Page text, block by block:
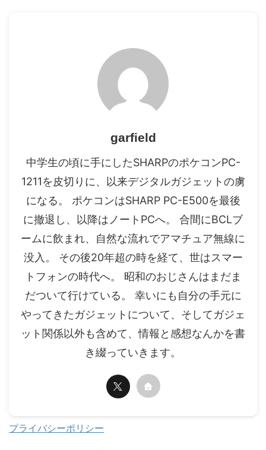
garfield
中学生の頃に手にしたSHARPのポケコンPC-
1211を皮切りに、以来デジタルガジェットの虜
になる。 ポケコンはSHARP PC-E500を最後
に撤退し、以降はノートPCへ。 合間にBCLブ
ームに飲まれ、自然な流れでアマチュア無線に
没入。 その後20年超の時を経て、世はスマー
トフォンの時代へ。 昭和のおじさんはまだま
だついて行けている。 幸いにも自分の手元に
やってきたガジェットについて、そしてガジェ
ット関係以外も含めて、情報と感想なんかを書
き綴っていきます。
プライバシーポリシー